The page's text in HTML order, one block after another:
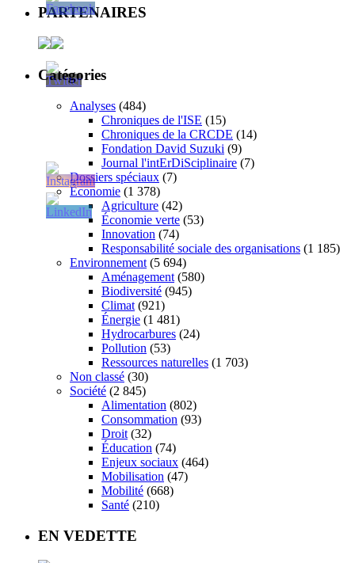
PARTENAIRES
Catégories
Analyses (484)
Chroniques de l'ISE (15)
Chroniques de la CRCDE (14)
Fondation David Suzuki (9)
Journal l'intErDiSciplinaire (7)
Dossiers spéciaux (7)
Économie (1 378)
Agriculture (42)
Économie verte (53)
Innovation (74)
Responsabilité sociale des organisations (1 185)
Environnement (5 694)
Aménagement (580)
Biodiversité (945)
Climat (921)
Énergie (1 481)
Hydrocarbures (24)
Pollution (53)
Ressources naturelles (1 703)
Non classé (30)
Société (2 845)
Alimentation (802)
Consommation (93)
Droit (32)
Éducation (74)
Enjeux sociaux (464)
Mobilisation (47)
Mobilité (668)
Santé (210)
EN VEDETTE